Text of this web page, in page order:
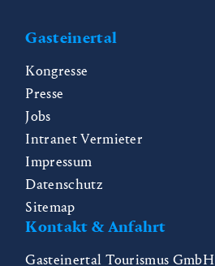
Gasteinertal
Kongresse
Presse
Jobs
Intranet Vermieter
Impressum
Datenschutz
Sitemap
Kontakt & Anfahrt
Gasteinertal Tourismus GmbH